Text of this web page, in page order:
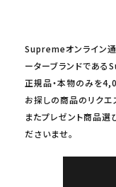
Supremeオンライン
ーターブランドである
正規品・本物のみを
お探しの商品のリクエ
またプレゼント商品選
ださいませ。